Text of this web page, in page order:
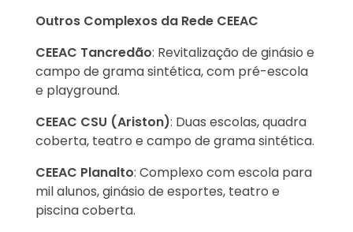
Outros Complexos da Rede CEEAC
CEEAC Tancredão: Revitalização de ginásio e
campo de grama sintética, com pré-escola
e playground.
CEEAC CSU (Ariston): Duas escolas, quadra
coberta, teatro e campo de grama sintética.
CEEAC Planalto: Complexo com escola para
mil alunos, ginásio de esportes, teatro e
piscina coberta.